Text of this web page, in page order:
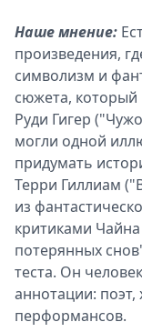
Наше мнение:
произведения,
символизм и
сюжета, который
Руди Гигер
могли одной
придумать
Терри Гиллиам
из
критиками
потерянных
теста. Он
аннотации: поэт,
перформансов.